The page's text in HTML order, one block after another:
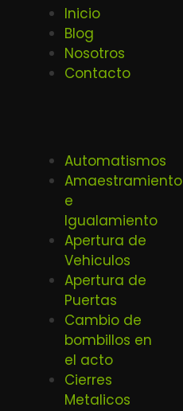
Inicio
Blog
Nosotros
Contacto
Automatismos
Amaestramiento
e
Igualamiento
Apertura de
Vehiculos
Apertura de
Puertas
Cambio de
bombillos en
el acto
Cierres
Metalicos